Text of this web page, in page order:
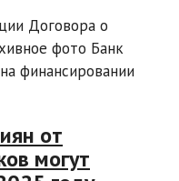
Договора о
фото Банк
финансировании
от
могут